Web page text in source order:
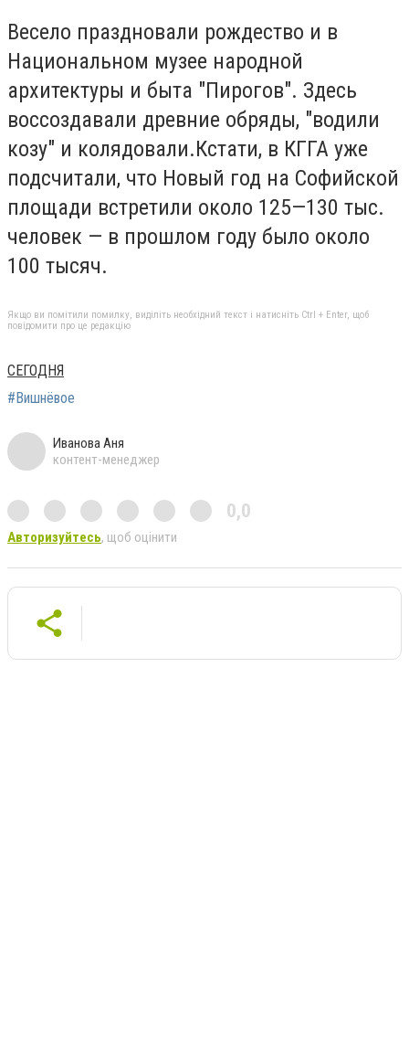
Весело праздновали рождество и в
Национальном музее народной
архитектуры и быта "Пирогов". Здесь
воссоздавали древние обряды, "водили
козу" и колядовали.Кстати, в КГГА уже
подсчитали, что Новый год на Софийской
площади встретили около 125—130 тыс.
человек — в прошлом году было около
100 тысяч.
Якщо ви помітили помилку, виділіть необхідний текст і натисніть Ctrl + Enter, щоб
повідомити про це редакцію
СЕГОДНЯ
#Вишнёвое
Иванова Аня
контент-менеджер
0,0
Авторизуйтесь, щоб оцінити